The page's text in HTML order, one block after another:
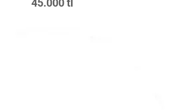
45.000 tl